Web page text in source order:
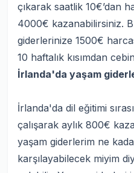
çıkarak saatlik 10€’dan
4000€ kazanabilirsiniz.
giderlerinize 1500€
10 haftalık kısımdan
İrlanda'da yaşam
İrlanda'da dil eğitimi
çalışarak aylık 800€
yaşam giderlerim ne
karşılayabilecek miyim